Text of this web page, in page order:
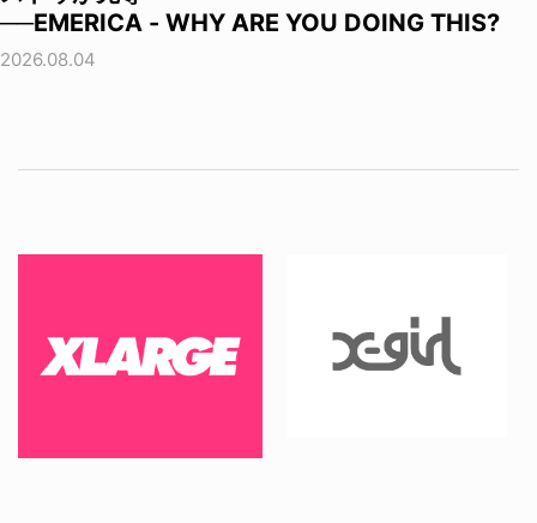
──EMERICA - WHY ARE YOU DOING THIS?
2026.08.04